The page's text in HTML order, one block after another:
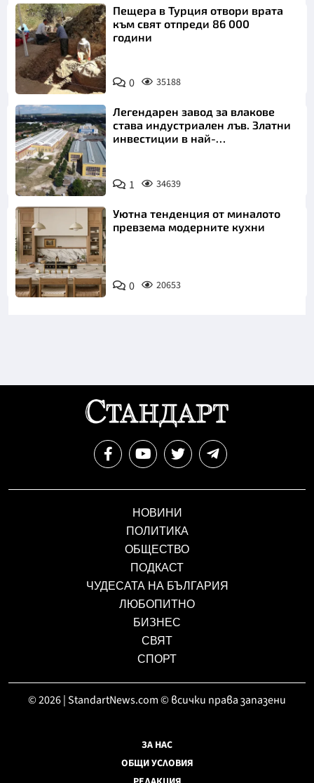
Пещера в Турция отвори врата
към свят отпреди 86 000
години
0 35188
Легендарен завод за влакове
става индустриален лъв. Златни
инвестиции в най-
1 34639
Уютна тенденция от миналото
превзема модерните кухни
0 20653
НОВИНИ
ПОЛИТИКА
ОБЩЕСТВО
ПОДКАСТ
ЧУДЕСАТА НА БЪЛГАРИЯ
ЛЮБОПИТНО
БИЗНЕС
СВЯТ
СПОРТ
© 2026 | StandartNews.com © всички права запазени
ЗА НАС
ОБЩИ УСЛОВИЯ